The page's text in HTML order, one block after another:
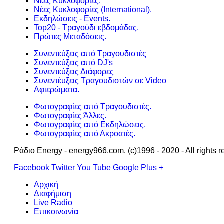
Νέες Κυκλοφορίες (International).
Εκδηλώσεις - Events.
Top20 - Τραγούδι εβδομάδας.
Πρώτες Μεταδόσεις.
Συνεντεύξεις από Τραγουδιστές
Συνεντεύξεις από DJ's
Συνεντεύξεις Διάφορες
Συνεντέυξεις Τραγουδιστών σε Video
Αφιερώματα.
Φωτογραφίες από Τραγουδιστές.
Φωτογραφίες Άλλες.
Φωτογραφίες από Εκδηλώσεις.
Φωτογραφίες από Ακροατές.
Ράδιο Energy - energy966.com. (c)1996 - 2020 - All rights
Facebook Twitter You Tube Google Plus +
Αρχική
Διαφήμιση
Live Radio
Επικοινωνία